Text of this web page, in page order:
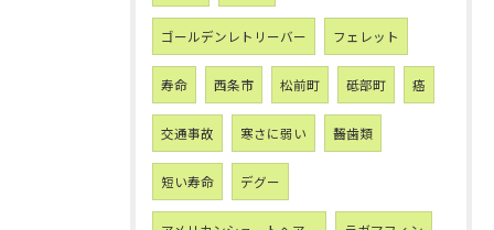
ゴールデンレトリーバー フェレット
寿命 西条市 松前町 砥部町 癌
交通事故 寒さに弱い 齧歯類
短い寿命 デグー